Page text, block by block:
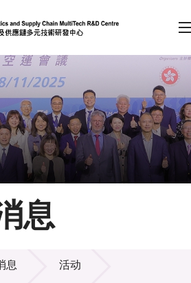
按回车键）
会员登录
A A EN 繁 简
息
息 活动